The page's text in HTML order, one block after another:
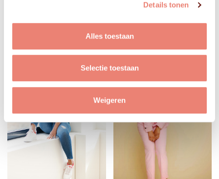
Details tonen
Alles toestaan
Selectie toestaan
Weigeren